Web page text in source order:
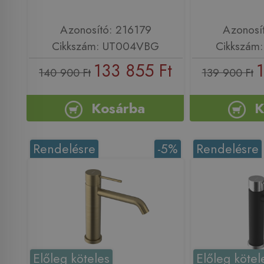
Azonosító: 216179
Cikkszám: UT004VBG
140 900 Ft 133 855 Ft
Kosárba
139 900 Ft
-5%
Rendelésre
Előleg köteles
Rendelésre
Előleg